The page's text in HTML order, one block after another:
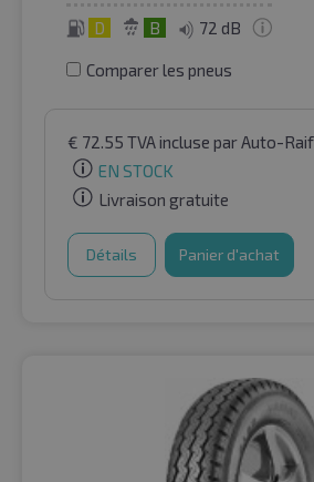
D B 72 dB
Comparer les pneus
€ 72.55 TVA incluse par Auto-
EN STOCK
Livraison gratuite
Détails Panier d'achat